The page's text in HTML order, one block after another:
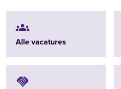
groups
Alle vacatures
handshake